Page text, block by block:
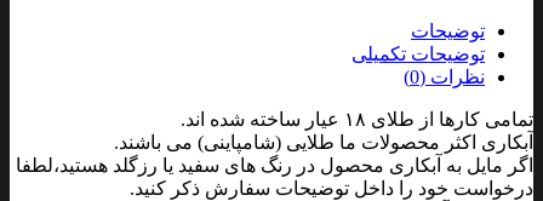
توضیحات
توضیحات تکمیلی
نظرات (0)
تمامی کارها از طلای ۱۸ عیار ساخته شده اند.
آبکاری اکثر محصولات ما طلایی (شامپاینی) می باشند.
اگر مایل به آبکاری محصول در رنگ های سفید یا رزگلد هستید،لطفا
درخواست خود را داخل توضیحات سفارش ذکر کنید.